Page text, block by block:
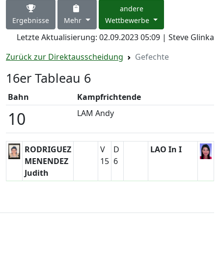
Ergebnisse Mehr
andere
Wettbewerbe
Letzte Aktualisierung: 02.09.2023 05:09 | Steve Glinka
Zurück zur Direktausscheidung
Gefechte
16er Tableau 6
Bahn Kampfrichtende
10 LAM Andy
RODRIGUEZ
MENENDEZ
Judith
V
15
D
6
LAO In I